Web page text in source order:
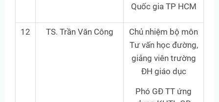
Quốc gia TP HCM
12 TS. Trần Văn Công
Chủ nhiệm bộ môn
Tư vấn học đường,
giảng viên trường
ĐH giáo dục
Phó GĐ TT ứng